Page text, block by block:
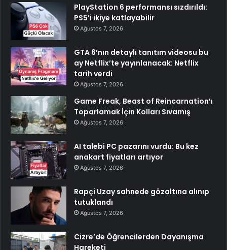
PlayStation 6 performansı sızdırıldı:
PS5’i ikiye katlayabilir
Ağustos 7, 2026
GTA 6’nın detaylı tanıtım videosu bu
ay Netflix’te yayınlanacak: Netflix
tarih verdi
Ağustos 7, 2026
Game Freak, Beast of Reincarnation’ı
Toparlamak İçin Kolları Sıvamış
Ağustos 7, 2026
AI talebi PC pazarını vurdu: Bu kez
anakart fiyatları artıyor
Ağustos 7, 2026
Rapçi Uzay sahnede gözaltına alınıp
tutuklandı
Ağustos 7, 2026
Cizre’de Öğrencilerden Dayanışma
Hareketi